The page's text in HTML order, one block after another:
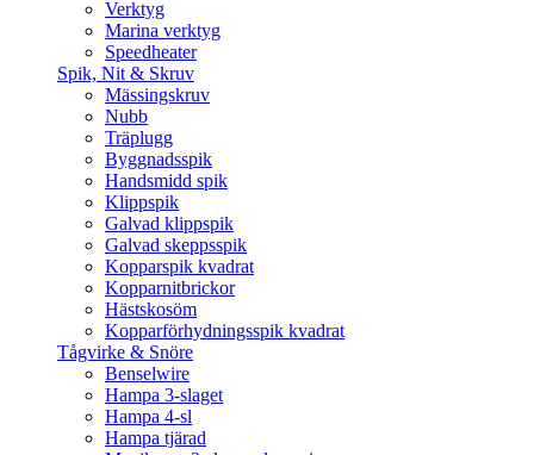
Verktyg
Marina verktyg
Speedheater
Spik, Nit & Skruv
Mässingskruv
Nubb
Träplugg
Byggnadsspik
Handsmidd spik
Klippspik
Galvad klippspik
Galvad skeppsspik
Kopparspik kvadrat
Kopparnitbrickor
Hästskosöm
Kopparförhydningsspik kvadrat
Tågvirke & Snöre
Benselwire
Hampa 3-slaget
Hampa 4-sl
Hampa tjärad